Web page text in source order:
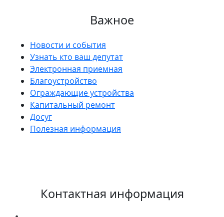
Важное
Новости и события
Узнать кто ваш депутат
Электронная приемная
Благоустройство
Ограждающие устройства
Капитальный ремонт
Досуг
Полезная информация
Контактная информация